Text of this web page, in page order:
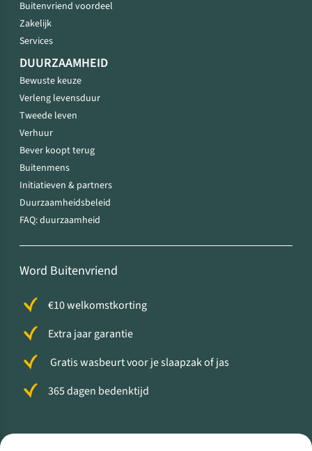
Buitenvriend voordeel
Zakelijk
Services
DUURZAAMHEID
Bewuste keuze
Verleng levensduur
Tweede leven
Verhuur
Bever koopt terug
Buitenmens
Initiatieven & partners
Duurzaamheidsbeleid
FAQ: duurzaamheid
Word Buitenvriend
€10 welkomstkorting
Extra jaar garantie
Gratis wasbeurt voor je slaapzak of jas
365 dagen bedenktijd